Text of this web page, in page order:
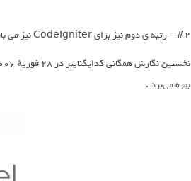
#2 – رتبه ی دوم نیز برای CodeIgniter نیز می باشد .
بهره می‌برد .